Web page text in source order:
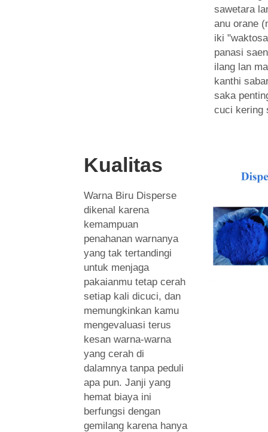
sawetara
anu orane
iki
panasi
ilang lan
kanthi
saka
cuci kering
Kualitas
Warna Biru Disperse
dikenal karena
kemampuan
penahanan warnanya
yang tak tertandingi
untuk menjaga
pakaianmu tetap cerah
setiap kali dicuci, dan
memungkinkan kamu
mengevaluasi terus
kesan warna-warna
yang cerah di
dalamnya tanpa peduli
apa pun. Janji yang
hemat biaya ini
berfungsi dengan
gemilang karena hanya